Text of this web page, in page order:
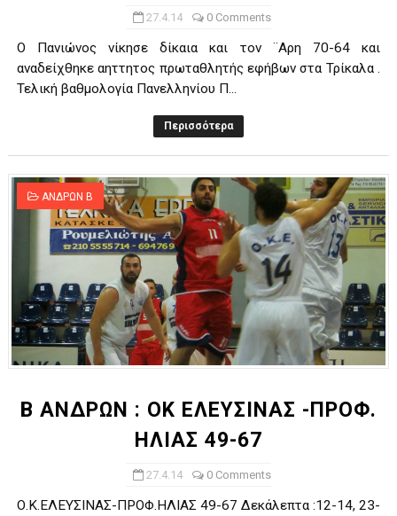
27.4.14 0 Comments
O Πανιώνος νίκησε δίκαια και τον ¨Αρη 70-64 και
αναδείχθηκε αηττητος πρωταθλητής εφήβων στα Τρίκαλα .
Τελική βαθμολογία Πανελληνίου Π...
Περισσότερα
ΑΝΔΡΩΝ Β
Β ΑΝΔΡΩΝ : ΟΚ ΕΛΕΥΣΙΝΑΣ -ΠΡΟΦ.
ΗΛΙΑΣ 49-67
27.4.14 0 Comments
Ο.Κ.ΕΛΕΥΣΙΝΑΣ-ΠΡΟΦ.ΗΛΙΑΣ 49-67 Δεκάλεπτα :12-14, 23-